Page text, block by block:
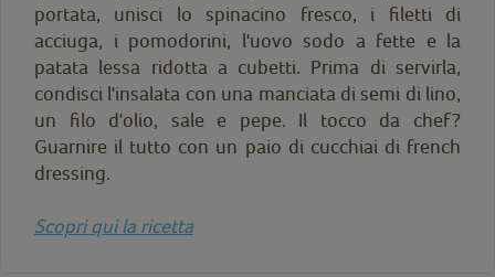
portata, unisci lo spinacino fresco, i filetti di
acciuga, i pomodorini, l'uovo sodo a fette e la
patata lessa ridotta a cubetti. Prima di servirla,
condisci l'insalata con una manciata di semi di lino,
un filo d'olio, sale e pepe. Il tocco da chef?
Guarnire il tutto con un paio di cucchiai di french
dressing.
Scopri qui la ricetta